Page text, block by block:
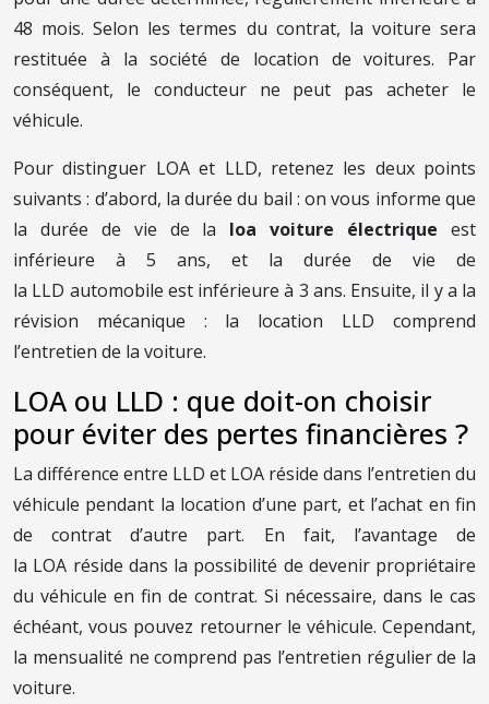
48 mois. Selon les termes du contrat, la voiture sera
restituée à la société de location de voitures. Par
conséquent, le conducteur ne peut pas acheter le
véhicule.
Pour distinguer LOA et LLD, retenez les deux points
suivants : d’abord, la durée du bail : on vous informe que
la durée de vie de la loa voiture électrique est
inférieure à 5 ans, et la durée de vie de
la LLD automobile est inférieure à 3 ans. Ensuite, il y a la
révision mécanique : la location LLD comprend
l’entretien de la voiture.
LOA ou LLD : que doit-on choisir
pour éviter des pertes financières ?
La différence entre LLD et LOA réside dans l’entretien du
véhicule pendant la location d’une part, et l’achat en fin
de contrat d’autre part. En fait, l’avantage de
la LOA réside dans la possibilité de devenir propriétaire
du véhicule en fin de contrat. Si nécessaire, dans le cas
échéant, vous pouvez retourner le véhicule. Cependant,
la mensualité ne comprend pas l’entretien régulier de la
voiture.